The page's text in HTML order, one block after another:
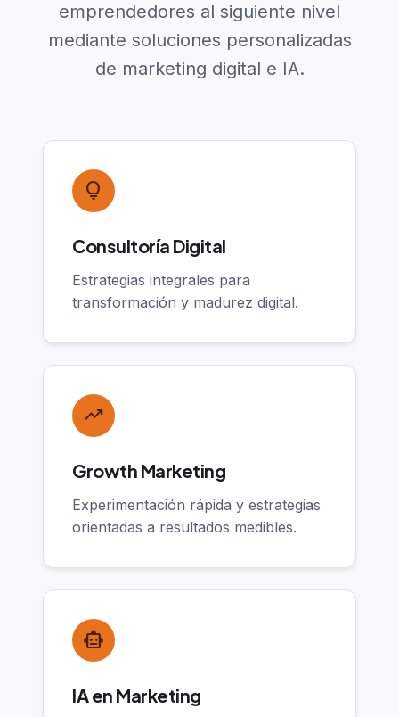
emprendedores al siguiente nivel
mediante soluciones personalizadas
de marketing digital e IA.
lightbulb
Consultoría Digital
Estrategias integrales para
transformación y madurez digital.
trending_up
Growth Marketing
Experimentación rápida y estrategias
orientadas a resultados medibles.
smart_toy
IA en Marketing